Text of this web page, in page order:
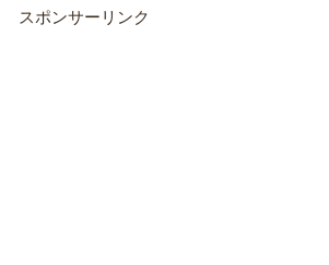
スポンサーリンク